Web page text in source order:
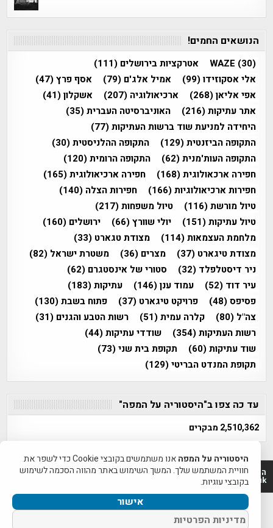
הנושאים החמים!
WAZE (30) אטרקציות בירושלים (111)
אלי אסקוזידו(99) אמיל אלג'ם (79) אסף פרץ(47)
אפי אליאן(268) ארכיאולוגיה (207) אשקלון(41)
אתר עתיקות(216) האוניברסיטה העברית(35)
היחידה למניעת שוד ברשות העתיקות(77)
התקופה הביזנטית(129) התקופה ההלניסטית(30)
התקופה העות'מנית(62) התקופה הרומית(120)
חפירה ארכאולוגית(168) חפירה ארכיאולוגית(165)
חפירות ארכיאולוגיות(166) חפירות הצלה (140)
טיול מורשת(116) טיול משפחות(217)
טיול עתיקות(151) יולי שוורץ(66) ירושלים (160)
מלחמת העצמאות(114) מצודת טגארט (33)
מצודת טיגארט (37) מצרים (36) משטרת ישראל (82)
ניר דיסטלפלד (32) סטורי של אינסטגרם (62)
עיר דוד (52) עמוד ענן(146) עתיקות(183)
פסיפס(48) פרויקט טיגארט (37) פתוח בשבת(130)
צה"ל (80) קלרה עמית(51) רשות הטבע והגנים (31)
רשות העתיקות(354) שודדי עתיקות(44)
שוד עתיקות(60) תקופת בית שני(73)
תקופת המנדט הבריטי(129)
עד כה צפו ב"היסטוריה על המפה"
2,510,362 מבקרים
היסטוריה על המפה 2011-2026 | פרוייקט טיגארט 2012-2026|
www.mapah.co.il | www.tegart.uk
היסטוריה על המפה
אנו משתמשים בקובצי Cookie כדי לשפר את
חוויית המשתמש שלך. המשך השימוש באתר מהווה הסכמה לשימוש
בקובצי עוגיות.
אישור
מדיניות הפרטיות